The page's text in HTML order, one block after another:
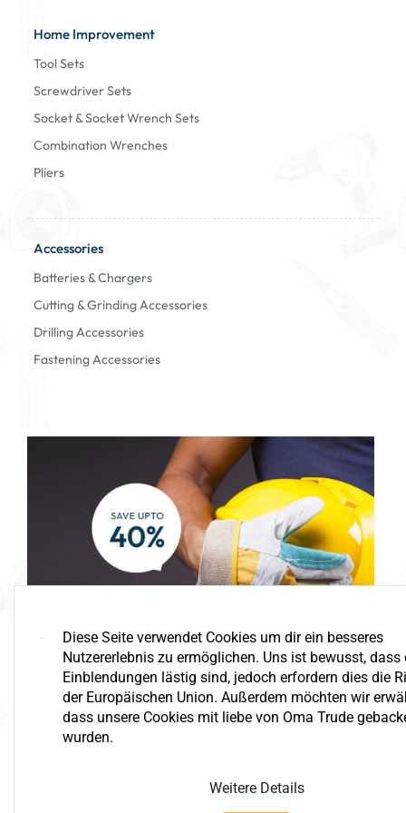
Home Improvement
Tool Sets
Screwdriver Sets
Socket & Socket Wrench Sets
Combination Wrenches
Pliers
Accessories
Batteries & Chargers
Cutting & Grinding Accessories
Drilling Accessories
Fastening Accessories
Big Save
Handyman Tools
Diese Seite verwendet Cookies um dir ein besseres
Nutzererlebnis zu ermöglichen. Uns ist bewusst, dass
Einblendungen lästig sind, jedoch erfordern dies die
der Europäischen Union. Außerdem möchten wir
dass unsere Cookies mit liebe von Oma Trude
wurden.
Weitere Details